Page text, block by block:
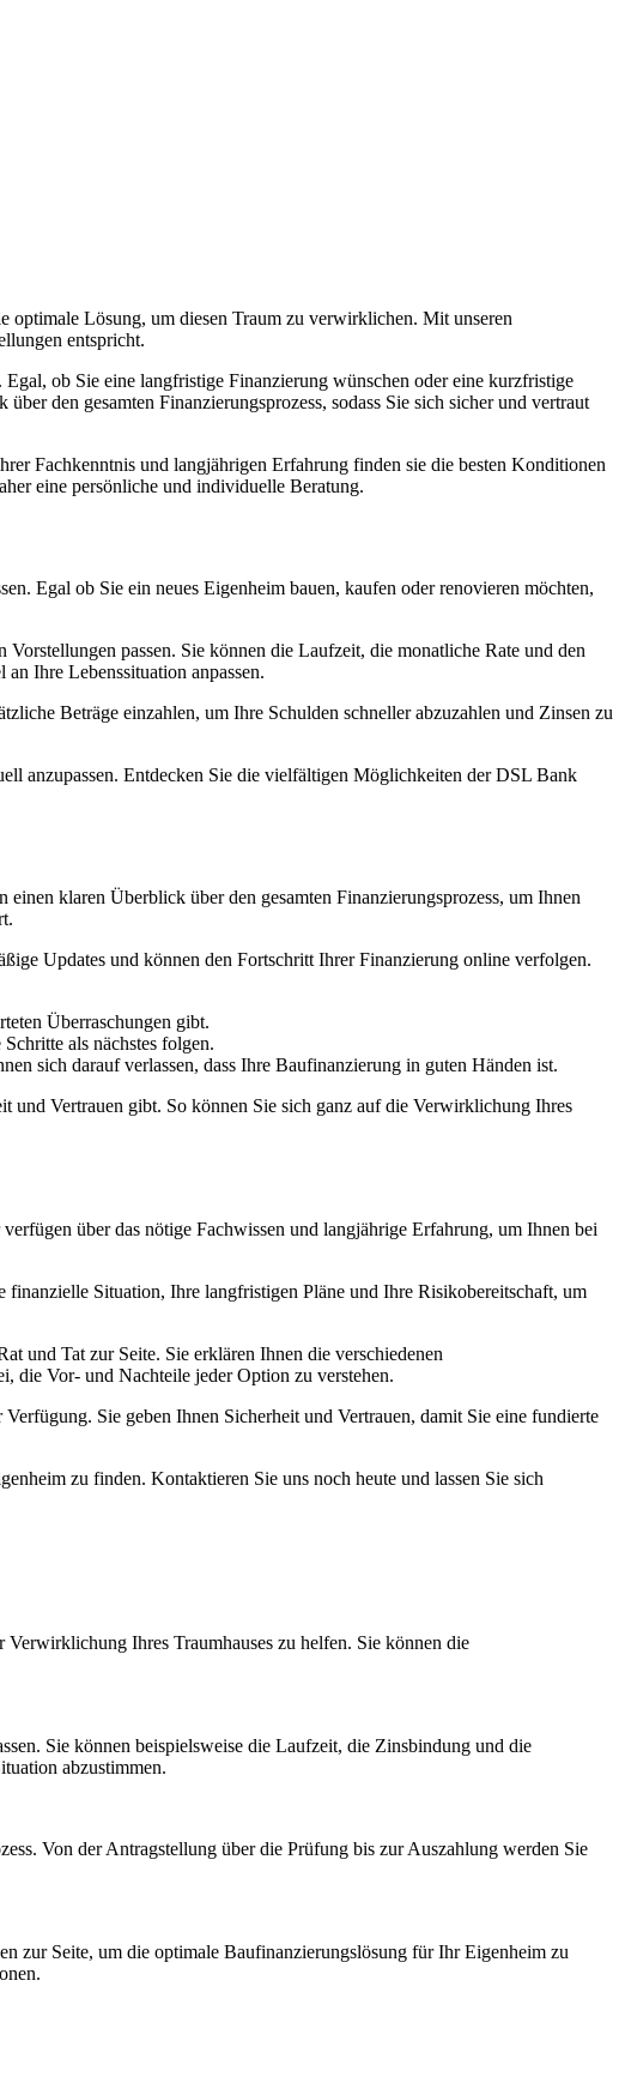
optimale Lösung, um diesen Traum zu verwirklichen. Mit unseren
entspricht.
ob Sie eine langfristige Finanzierung wünschen oder eine kurzfristige
den gesamten Finanzierungsprozess, sodass Sie sich sicher und vertraut
Fachkenntnis und langjährigen Erfahrung finden sie die besten Konditionen
eine persönliche und individuelle Beratung.
Egal ob Sie ein neues Eigenheim bauen, kaufen oder renovieren möchten,
passen. Sie können die Laufzeit, die monatliche Rate und den
Ihre Lebenssituation anpassen.
Beträge einzahlen, um Ihre Schulden schneller abzuzahlen und Zinsen zu
anzupassen. Entdecken Sie die vielfältigen Möglichkeiten der DSL Bank
klaren Überblick über den gesamten Finanzierungsprozess, um Ihnen
Updates und können den Fortschritt Ihrer Finanzierung online verfolgen.
Überraschungen gibt.
als nächstes folgen.
sich darauf verlassen, dass Ihre Baufinanzierung in guten Händen ist.
und Vertrauen gibt. So können Sie sich ganz auf die Verwirklichung Ihres
über das nötige Fachwissen und langjährige Erfahrung, um Ihnen bei
Situation, Ihre langfristigen Pläne und Ihre Risikobereitschaft, um
und Tat zur Seite. Sie erklären Ihnen die verschiedenen
die Vor- und Nachteile jeder Option zu verstehen.
Sie geben Ihnen Sicherheit und Vertrauen, damit Sie eine fundierte
zu finden. Kontaktieren Sie uns noch heute und lassen Sie sich
Ihres Traumhauses zu helfen. Sie können die
Sie können beispielsweise die Laufzeit, die Zinsbindung und die
abzustimmen.
Von der Antragstellung über die Prüfung bis zur Auszahlung werden Sie
zur Seite, um die optimale Baufinanzierungslösung für Ihr Eigenheim zu